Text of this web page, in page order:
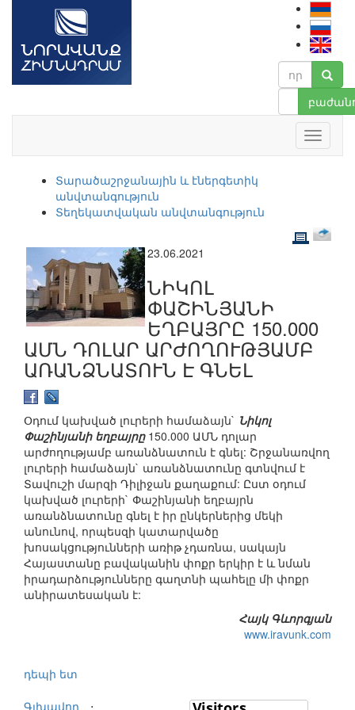
Տարածաշրջանային և էներգետիկ
անվտանգություն
Տեղեկատվական անվտանգություն
23.06.2021
ՆԻԿՈԼ
ՓԱՇԻՆՅԱՆԻ
ԵՂԲԱՅՐԸ 150.000
ԱՄՆ ԴՈԼԱՐ ԱՐԺՈՂՈՒԹՅԱՄԲ
ԱՌԱՆՁՆԱՏՈՒՆ Է ԳՆԵԼ
Օդում կախված լուրերի համաձայն` Նիկոլ
Փաշինյանի եղբայրը150.000 ԱՄՆ դոլար
արժողությամբ առանձնատուն է գնել: Շրջանառվող
լուրերի համաձայն` առանձնատունը գտնվում է
Տավուշի մարզի Դիլիջան քաղաքում: Ըստ օդում
կախված լուրերի` Փաշինյանի եղբայրն
առանձնատունը գնել է իր ընկերներից մեկի
անունով, որպեսզի կատարվածը
խոսակցությունների առիթ չդառնա, սակայն
Հայաստանը բավականին փոքր երկիր է և նման
իրադարձությունները գաղտնի պահելը մի փոքր
անիրատեսական է:
Հայկ Գևորգյան
www.iravunk.com
դեպի ետ
Գլխավոր ⋅